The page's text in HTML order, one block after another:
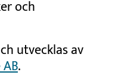
och
utvecklas av
.